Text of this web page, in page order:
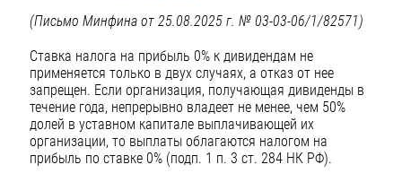
(Письмо Минфина от 25.08.2025 г. № 03-03-06/1/82571)
Ставка налога на прибыль 0% к дивидендам не
применяется только в двух случаях, а отказ от нее
запрещен. Если организация, получающая дивиденды в
течение года, непрерывно владеет не менее, чем 50%
долей в уставном капитале выплачивающей их
организации, то выплаты облагаются налогом на
прибыль по ставке 0% (подп. 1 п. 3 ст. 284 НК РФ).